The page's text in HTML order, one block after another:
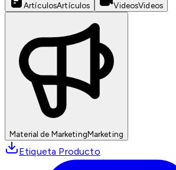
ArtículosArtículos VideosVideos
Material de MarketingMarketing
Etiqueta Producto